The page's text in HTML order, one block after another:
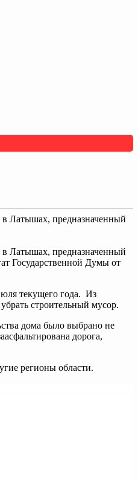
в Латышах, предназначенный
Латышах, предназначенный
Государственной Думы от
текущего года. Из
строительный мусор.
дома было выбрано не
дорога,
регионы области.